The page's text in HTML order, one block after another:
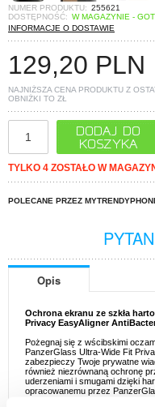
NUMER PRODUKTU: 255621
DOSTĘPNOŚĆ: W MAGAZYNIE -
INFORMACJE O DOSTAWIE
129,20 PLN
NAJNIŻSZA CENA PRODUKTU Z
OBNIŻKI TO ZŁ
TYLKO 4 ZOSTAŁO W
POLECANE PRZEZ
Opis
Ochrona ekranu ze szkła
Privacy EasyAligner
Pożegnaj się z wścibskimi
PanzerGlass Ultra-Wide Fit
zabezpieczy Twoje prywatne
również niezrównaną ochronę
uderzeniami i smugami dzięki
opracowanemu przez